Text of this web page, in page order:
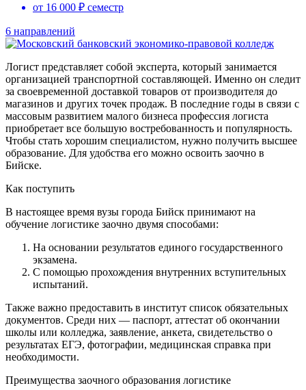
от 16 000 ₽ семестр
6 направлений
Логист представляет собой эксперта, который занимается
организацией транспортной составляющей. Именно он следит
за своевременной доставкой товаров от производителя до
магазинов и других точек продаж. В последние годы в связи с
массовым развитием малого бизнеса профессия логиста
приобретает все большую востребованность и популярность.
Чтобы стать хорошим специалистом, нужно получить высшее
образование. Для удобства его можно освоить заочно в
Бийске.
Как поступить
В настоящее время вузы города Бийск принимают на
обучение логистике заочно двумя способами:
На основании результатов единого государственного
экзамена.
С помощью прохождения внутренних вступительных
испытаний.
Также важно предоставить в институт список обязательных
документов. Среди них — паспорт, аттестат об окончании
школы или колледжа, заявление, анкета, свидетельство о
результатах ЕГЭ, фотографии, медицинская справка при
необходимости.
Преимущества заочного образования логистике